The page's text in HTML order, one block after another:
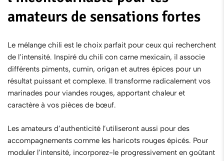
amateurs de sensations fortes
Le mélange chili est le choix parfait pour ceux qui recherchent
de l’intensité. Inspiré du chili con carne mexicain, il associe
différents piments, cumin, origan et autres épices pour un
résultat puissant et complexe. Il transforme radicalement vos
marinades pour viandes rouges, apportant chaleur et
caractère à vos pièces de bœuf.
Les amateurs d’authenticité l’utiliseront aussi pour des
accompagnements comme les haricots rouges épicés. Pour
moduler l’intensité, incorporez-le progressivement en goûtant